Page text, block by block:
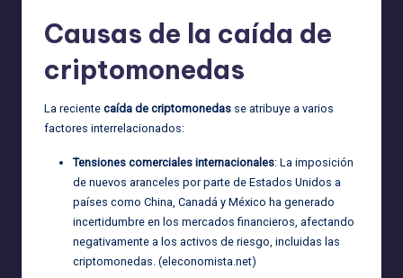
Causas de la caída de
criptomonedas
La reciente caída de criptomonedas se atribuye a varios
factores interrelacionados:
Tensiones comerciales internacionales: La imposición
de nuevos aranceles por parte de Estados Unidos a
países como China, Canadá y México ha generado
incertidumbre en los mercados financieros, afectando
negativamente a los activos de riesgo, incluidas las
criptomonedas. (eleconomista.net)